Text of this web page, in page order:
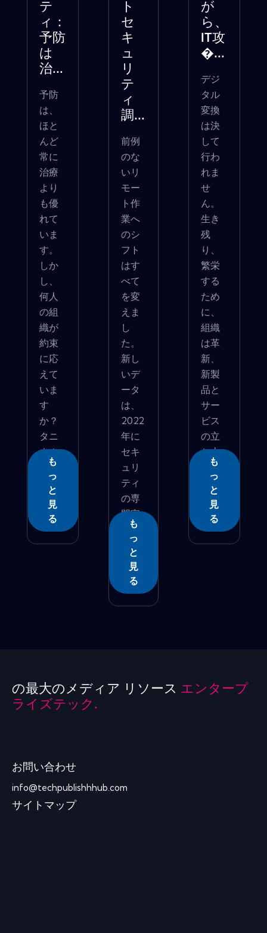
テ
ィ：
予防
は
治...
予防
は、
ほと
んど
常に
治療
より
も優
れて
いま
す。
しか
し、
何人
の組
織が
約束
に応
えて
いま
す
か？
タニ
ウム
は、...
も
っ
と
見
る
ト
セ
キ
ュ
リ
テ
ィ
調...
前例
のな
いリ
モー
ト作
業へ
のシ
フト
はす
べて
を変
えま
し
た。
新し
いデ
ータ
は、
2022
年に
セキ
ュリ
ティ
の専
門家
�...
も
っ
と
見
る
が
ら、
IT攻
�...
デジ
タル
変換
は決
して
行わ
れま
せ
ん。
生き
残
り、
繁栄
する
ため
に、
組織
は革
新、
新製
品と
サー
ビス
の立
ち上
げ...
も
っ
と
見
る
の最大のメディア リソース エンタープ
ライズテック.
お問い合わせ
info@techpublishhhub.com
サイトマップ